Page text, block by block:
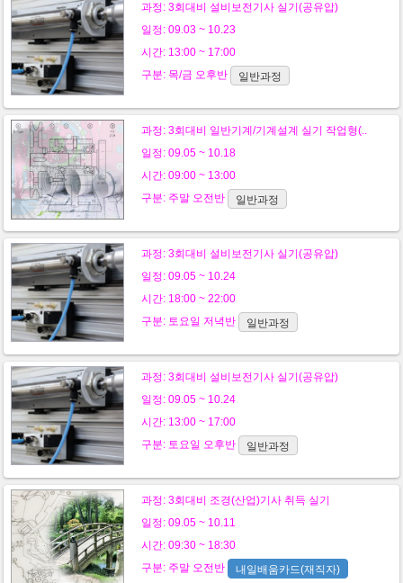
과정: 3회대비 설비보전기사 실기(공유압)
일정: 09.03 ~ 10.23
시간: 13:00 ~ 17:00
구분: 목/금 오후반 일반과정
과정: 3회대비 일반기계/기계설계 실기 작업형(..
일정: 09.05 ~ 10.18
시간: 09:00 ~ 13:00
구분: 주말 오전반 일반과정
과정: 3회대비 설비보전기사 실기(공유압)
일정: 09.05 ~ 10.24
시간: 18:00 ~ 22:00
구분: 토요일 저녁반 일반과정
과정: 3회대비 설비보전기사 실기(공유압)
일정: 09.05 ~ 10.24
시간: 13:00 ~ 17:00
구분: 토요일 오후반 일반과정
과정: 3회대비 조경(산업)기사 취득 실기
일정: 09.05 ~ 10.11
시간: 09:30 ~ 18:30
구분: 주말 오전반 내일배움카드(재직자)